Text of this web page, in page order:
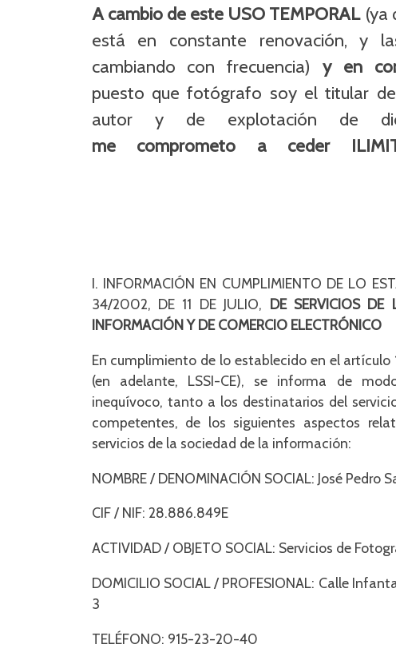
A cambio de este USO TEMPORAL (ya
está en constante renovación, y
cambiando con frecuencia) y en
puesto que fotógrafo soy el titular
autor y de explotación de
me comprometo a ceder
I. INFORMACIÓN EN CUMPLIMIENTO DE LO
34/2002, DE 11 DE JULIO, DE SERVICIOS DE
INFORMACIÓN Y DE COMERCIO ELECTRÓNICO
En cumplimiento de lo establecido en el
(en adelante, LSSI-CE), se informa de
inequívoco, tanto a los destinatarios del
competentes, de los siguientes aspectos
servicios de la sociedad de la información:
NOMBRE / DENOMINACIÓN SOCIAL: José Pedro
CIF / NIF: 28.886.849E
ACTIVIDAD / OBJETO SOCIAL: Servicios de
DOMICILIO SOCIAL / PROFESIONAL: Calle Infantas nº 3, 5º piso, puerta
3
TELÉFONO: 915-23-20-40